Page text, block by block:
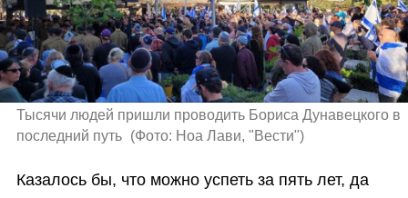
Тысячи людей пришли проводить Бориса Дунавецкого в
последний путь (Фото: Ноа Лави, "Вести")
Казалось бы, что можно успеть за пять лет, да